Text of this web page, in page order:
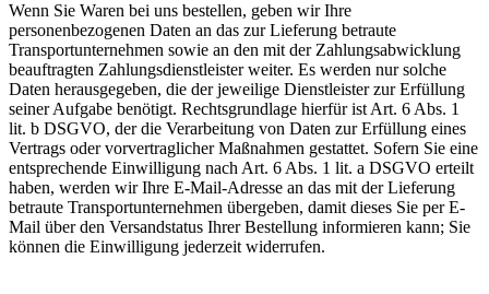
Wenn Sie Waren bei uns bestellen, geben wir Ihre
personenbezogenen Daten an das zur Lieferung betraute
Transportunternehmen sowie an den mit der Zahlungsabwicklung
beauftragten Zahlungsdienstleister weiter. Es werden nur solche
Daten herausgegeben, die der jeweilige Dienstleister zur Erfüllung
seiner Aufgabe benötigt. Rechtsgrundlage hierfür ist Art. 6 Abs. 1
lit. b DSGVO, der die Verarbeitung von Daten zur Erfüllung eines
Vertrags oder vorvertraglicher Maßnahmen gestattet. Sofern Sie eine
entsprechende Einwilligung nach Art. 6 Abs. 1 lit. a DSGVO erteilt
haben, werden wir Ihre E-Mail-Adresse an das mit der Lieferung
betraute Transportunternehmen übergeben, damit dieses Sie per E-
Mail über den Versandstatus Ihrer Bestellung informieren kann; Sie
können die Einwilligung jederzeit widerrufen.